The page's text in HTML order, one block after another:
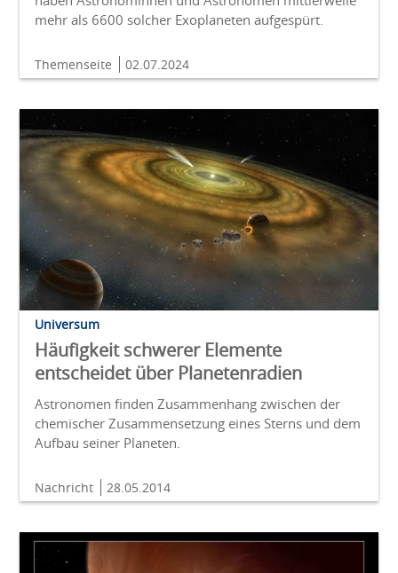
mehr als 6600 solcher Exoplaneten aufgespürt.
Themenseite 02.07.2024
Universum
Häufigkeit schwerer Elemente
entscheidet über Planetenradien
Astronomen finden Zusammenhang zwischen der
chemischer Zusammensetzung eines Sterns und dem
Aufbau seiner Planeten.
Nachricht 28.05.2014